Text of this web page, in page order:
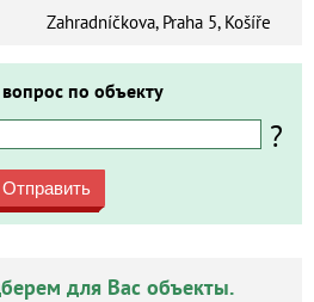
Zahradníčkova, Praha 5, Košíře
по объекту
?
Отправить
для Вас объекты.